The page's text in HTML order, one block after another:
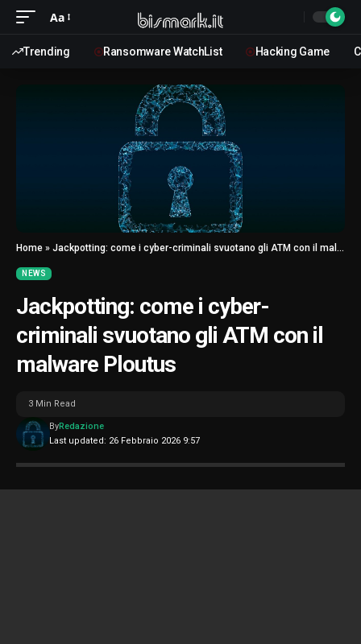
Aa
Trending Ransomware WatchList Hacking Game
Home » Jackpotting: come i cyber-criminali svuotano gli ATM con il malware Ploutus
NEWS
Jackpotting: come i cyber-
criminali svuotano gli ATM con il
malware Ploutus
Last updated: 26 Febbraio 2026 9:57
ByRedazione
3 Min Read